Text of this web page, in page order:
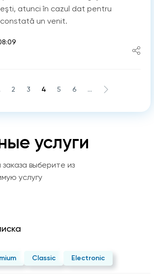
услуги
выберите из
услугу
Classic Electronic
atunci în cazul dat pentru
un venit.
2 3 4 5 6 ...